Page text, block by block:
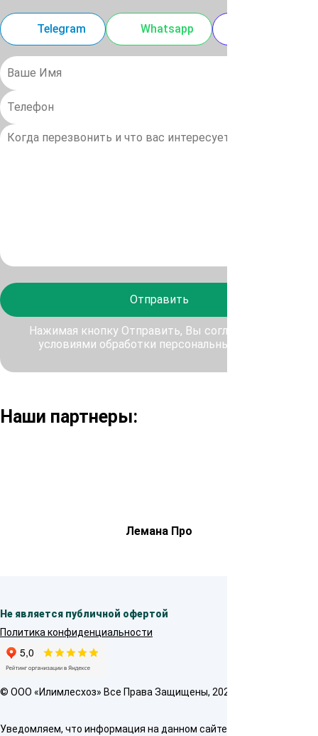
Telegram Whatsapp
Отправить
Нажимая кнопку Отправить, Вы соглашаетесь с
условиями обработки персональных данных
Наши партнеры:
Лемана Про
Не является публичной офертой
Политика конфиденциальности
© OOO «Илимлесхоз» Все Права Защищены, 2026
Уведомляем, что информация на данном сайте предназначена